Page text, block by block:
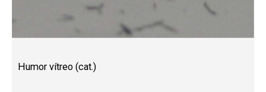
Humor vítreo (cat.)